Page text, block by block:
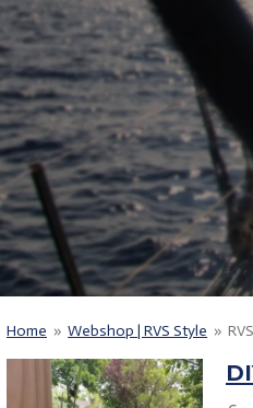
Home » Webshop | RVS Style »